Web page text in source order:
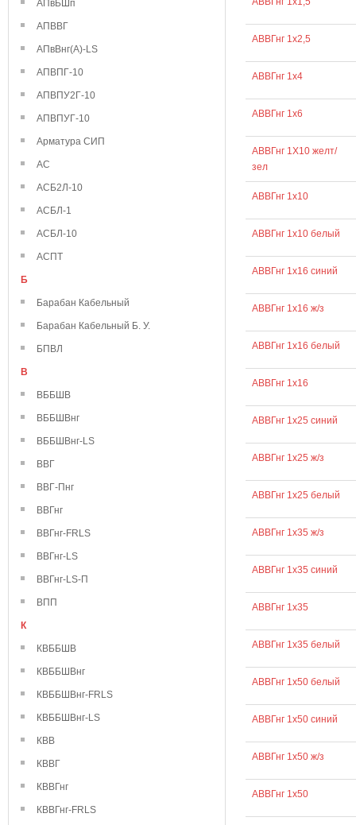
АПвБШп
АПВВГ
АПвВнг(А)-LS
АПВПГ-10
АПВПУ2Г-10
АПВПУГ-10
Арматура СИП
АС
АСБ2Л-10
АСБЛ-1
АСБЛ-10
АСПТ
Б
Барабан Кабельный
Барабан Кабельный Б. У.
БПВЛ
В
ВББШВ
ВББШВнг
ВББШВнг-LS
ВВГ
ВВГ-Пнг
ВВГнг
ВВГнг-FRLS
ВВГнг-LS
ВВГнг-LS-П
ВПП
К
КВББШВ
КВББШВнг
КВББШВнг-FRLS
КВББШВнг-LS
КВВ
КВВГ
КВВГнг
КВВГнг-FRLS
АВВГнг 1х2,5
АВВГнг 1х4
АВВГнг 1х6
АВВГнг 1Х10 желт/
зел
АВВГнг 1х10
АВВГнг 1х10 белый
АВВГнг 1х16 синий
АВВГнг 1х16 ж/з
АВВГнг 1х16 белый
АВВГнг 1х16
АВВГнг 1х25 синий
АВВГнг 1х25 ж/з
АВВГнг 1х25 белый
АВВГнг 1х35 ж/з
АВВГнг 1х35 синий
АВВГнг 1х35
АВВГнг 1х35 белый
АВВГнг 1х50 белый
АВВГнг 1х50 синий
АВВГнг 1х50 ж/з
АВВГнг 1х50